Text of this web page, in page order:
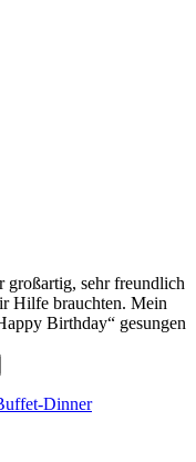
großartig, sehr freundlich
Hilfe brauchten. Mein
Birthday“ gesungen
Dinner